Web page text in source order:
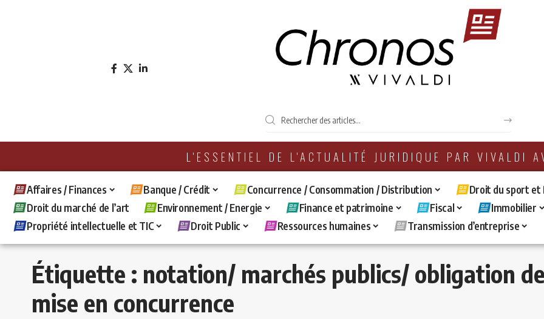
L'ESSENTIEL DE L'ACTUALITÉ JURIDIQUE PAR VIVALDI
Affaires / Finances Banque / Crédit Concurrence / Consommation / Distribution
Droit du sport et
Droit du marché de l’art
Environnement / Energie Finance et patrimoine Fiscal
Immobilier
Propriété intellectuelle et TIC
Droit Public Ressources humaines Transmission d’entreprise
Étiquette : notation/ marchés publics/ obligation
mise en concurrence